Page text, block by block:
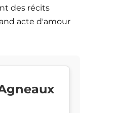
des récits
acte d'amour